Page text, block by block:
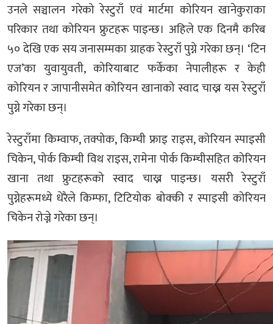
उनले सञ्चालन गरेको रेस्टुराँ एवं मार्टमा कोरियन खानेकुराका
परिकार तथा कोरियन फ्रुटहरू पाइन्छ। अहिले एक दिनमै करिब
५० देखि एक सय जनासम्मका ग्राहक रेस्टुराँ पुग्ने गरेका छन्। ‘टिन
एज’का युवायुवती, कोरियाबाट फर्केका नेपालीहरू र केही
कोरियन र जापानीसमेत कोरियन खानाको स्वाद चाख्न यस रेस्टुराँ
पुग्ने गरेका छन्।
रेस्टुराँमा किम्वाफ, तक्पोक, किम्ची फ्राइ राइस, कोरियन स्पाइसी
चिकेन, पोर्क किम्ची विथ राइस, रामेना पोर्क किम्चीसहित कोरियन
खाना तथा फ्रुटहरूको स्वाद चाख्न पाइन्छ। यसरी रेस्टुराँ
पुग्नेहरूमध्ये धेरैले किम्फा, टिटियोक बोक्की र स्पाइसी कोरियन
चिकेन रोज्ने गरेका छन्।